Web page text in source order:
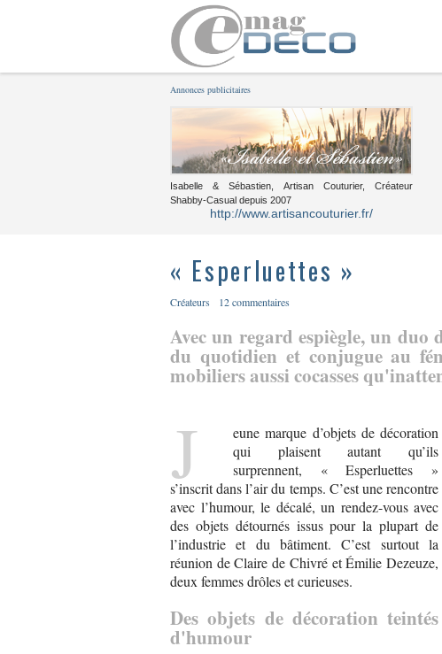
Annonces publicitaires
Isabelle & Sébastien, Artisan Couturier, Créateur
Shabby-Casual depuis 2007
http://www.artisancouturier.fr/
« Esperluettes »
Créateurs 12 commentaires
Avec un regard espiègle, un duo
du quotidien et conjugue au
mobiliers aussi cocasses
J
eune marque d’objets de décoration
qui plaisent autant qu’ils
surprennent, « Esperluettes »
s’inscrit dans l’air du temps. C’est une rencontre
avec l’humour, le décalé, un rendez-vous avec
des objets détournés issus pour la plupart de
l’industrie et du bâtiment. C’est surtout la
réunion de Claire de Chivré et Émilie Dezeuze,
deux femmes drôles et curieuses.
Des objets de décoration teintés
d'humour